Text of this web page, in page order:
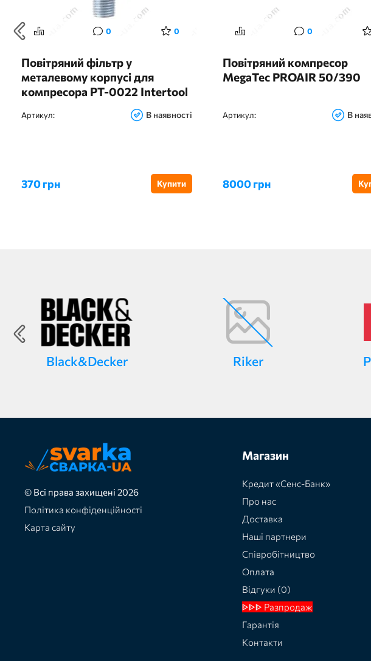
0 0
Повітряний фільтр у
металевому корпусі для
компресора PT-0022 Intertool
Артикул: В наявності
370 грн Купити
0
Повітряний компресор
MegaTec PROAIR 50/390
Артикул: В
8000 грн
Black&Decker Riker
© Всі права захищені 2026
Політика конфіденційності
Карта сайту
Магазин
Кредит «Сенс-Банк»
Про нас
Доставка
Наші партнери
Співробітництво
Оплата
Відгуки (0)
ᐈᐈᐈ Разпродаж
Гарантія
Контакти